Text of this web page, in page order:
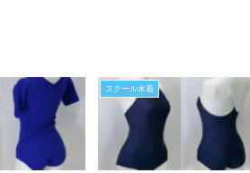
スクール水着